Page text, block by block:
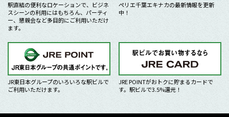
駅直結の便利なロケーションで、ビジネ
スシーンの利用にはもちろん、パーティ
ー、懇親会など多目的にご利用いただけ
ます。
ペリエ千葉エキナカの最新情報を更新
中！
JR東日本グループのいろいろな駅ビルで
ご利用いただけます。
JRE POINTがおトクに貯まるカードで
す。駅ビルで3.5%還元！